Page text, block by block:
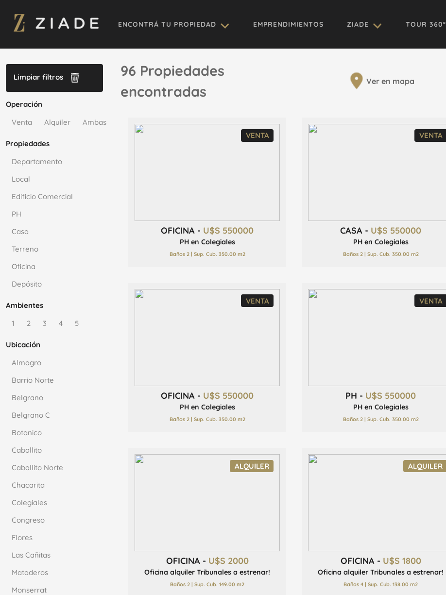
ENCONTRÁ TU PROPIEDAD EMPRENDIMIENTOS ZIADE TOUR 360º
Limpiar filtros
Operación
Venta
Alquiler Ambas
Propiedades
Departamento
Local
Edificio Comercial
PH
Casa
Terreno
Oficina
Depósito
Ambientes
1
2 3 4 5
Ubicación
Almagro
Barrio Norte
Belgrano
Belgrano C
Botanico
Caballito
Caballito Norte
Chacarita
Colegiales
Congreso
Flores
Las Cañitas
Mataderos
Monserrat
96 Propiedades
encontradas
Ver en mapa
VENTA
OFICINA - U$S 550000
PH en Colegiales
Baños 2 | Sup. Cub. 350.00 m2
VENTA
CASA - U$S 550000
PH en Colegiales
Baños 2 | Sup. Cub. 350.00 m2
VENTA
OFICINA - U$S 550000
PH en Colegiales
Baños 2 | Sup. Cub. 350.00 m2
VENTA
PH - U$S 550000
PH en Colegiales
Baños 2 | Sup. Cub. 350.00 m2
ALQUILER
OFICINA - U$S 2000
Oficina alquiler Tribunales a estrenar!
Baños 2 | Sup. Cub. 149.00 m2
ALQUILER
OFICINA - U$S 1800
Oficina alquiler Tribunales a estrenar!
Baños 4 | Sup. Cub. 138.00 m2